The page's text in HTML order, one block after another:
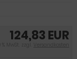
124,83 EUR
% MwSt. zzgl. Versandkosten